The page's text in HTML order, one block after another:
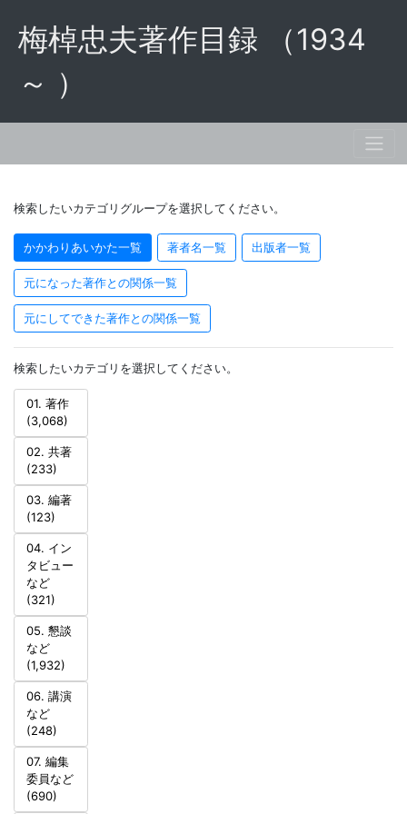
梅棹忠夫著作目録 （1934
～ ）
検索したいカテゴリグループを選択してください。
かかわりあいかた一覧 著者名一覧 出版者一覧
元になった著作との関係一覧
元にしてできた著作との関係一覧
検索したいカテゴリを選択してください。
01. 著作
(3,068)
02. 共著
(233)
03. 編著
(123)
04. イン
タビュー
など
(321)
05. 懇談
など
(1,932)
06. 講演
など
(248)
07. 編集
委員など
(690)